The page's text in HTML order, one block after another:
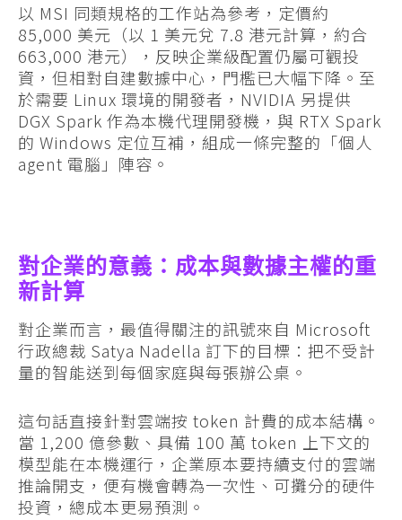
以 MSI 同類規格的工作站為參考，定價約
85,000 美元（以 1 美元兌 7.8 港元計算，約合
663,000 港元），反映企業級配置仍屬可觀投
資，但相對自建數據中心，門檻已大幅下降。至
於需要 Linux 環境的開發者，NVIDIA 另提供
DGX Spark 作為本機代理開發機，與 RTX Spark
的 Windows 定位互補，組成一條完整的「個人
agent 電腦」陣容。
對企業的意義：成本與數據主權的重
新計算
對企業而言，最值得關注的訊號來自 Microsoft
行政總裁 Satya Nadella 訂下的目標：把不受計
量的智能送到每個家庭與每張辦公桌。
這句話直接針對雲端按 token 計費的成本結構。
當 1,200 億參數、具備 100 萬 token 上下文的
模型能在本機運行，企業原本要持續支付的雲端
推論開支，便有機會轉為一次性、可攤分的硬件
投資，總成本更易預測。